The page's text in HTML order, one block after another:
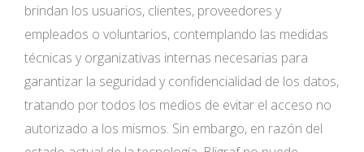
brindan los usuarios, clientes, proveedores y
empleados o voluntarios, contemplando las medidas
técnicas y organizativas internas necesarias para
garantizar la seguridad y confidencialidad de los datos,
tratando por todos los medios de evitar el acceso no
autorizado a los mismos. Sin embargo, en razón del